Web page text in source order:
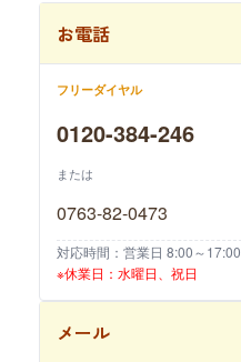
お電話
フリーダイヤル
0120-384-246
または
0763-82-0473
対応時間：営業日 8:00～17:00
※休業日：水曜日、祝日
メール